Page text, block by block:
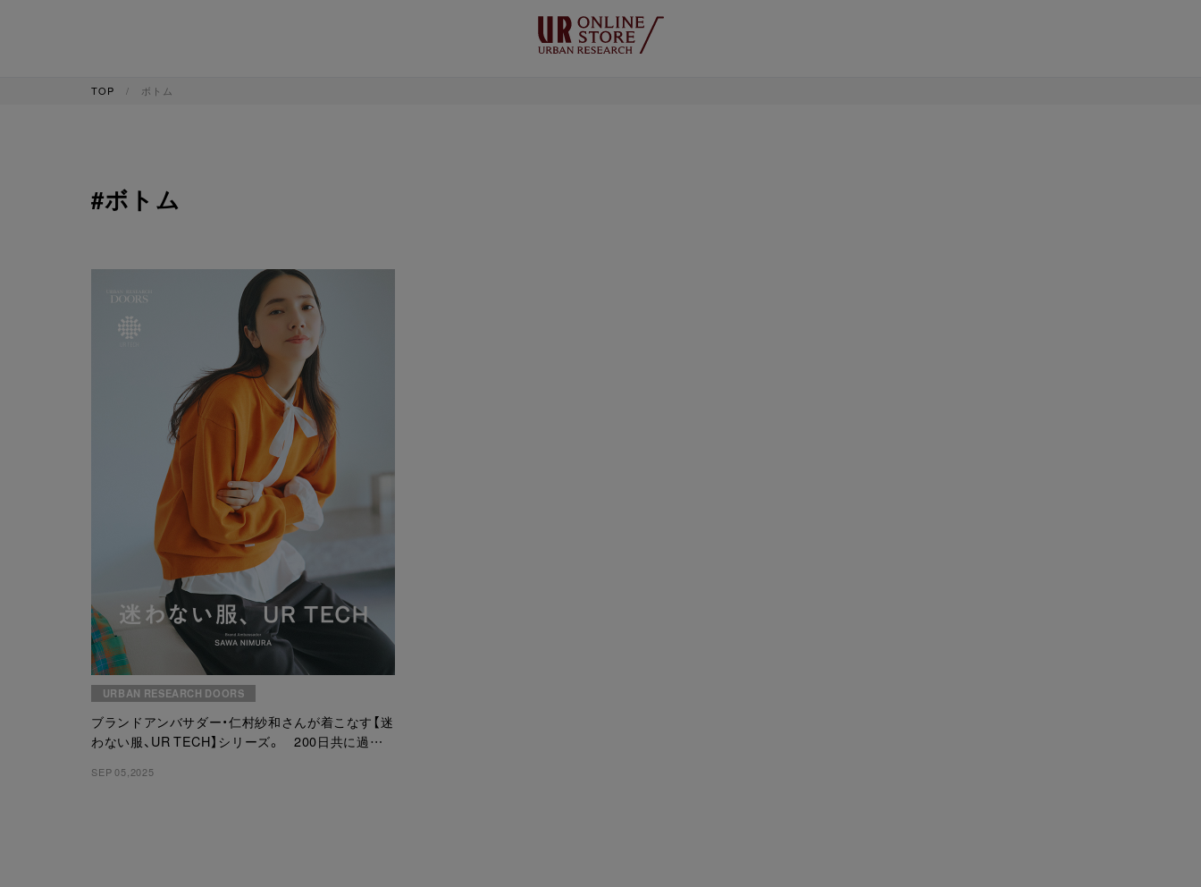
TOP ボトム
#ボトム
URBAN RESEARCH DOORS
ブランドアンバサダー・仁村紗和さんが着こなす【迷
わない服、UR TECH】シリーズ。 200日共に過ご
声”BOTTOMを着用した【もう、迷わない】スペシャ
SEP 05,2025